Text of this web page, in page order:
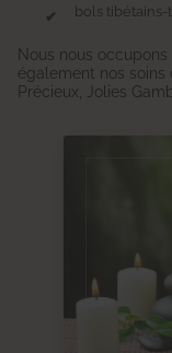
bols tibétains-
Nous nous
également nos
Précieux, Jolies